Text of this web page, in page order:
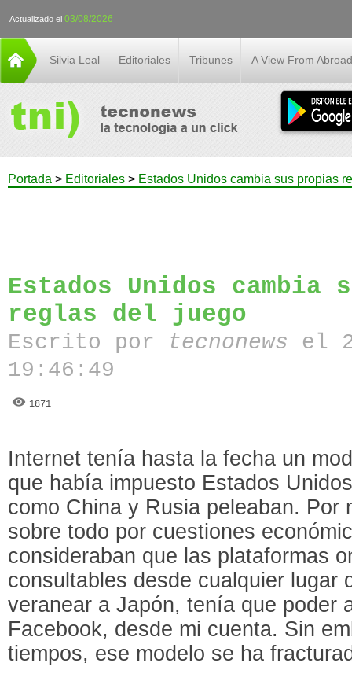
Actualizado el 03/08/2026
Silvia Leal Editoriales Tribunes A View From Abroad
Portada > Editoriales > Estados Unidos cambia sus propias
Estados Unidos cambia
reglas del juego
Escrito por tecnonews el
19:46:49
1871
Internet tenía hasta la fecha un
que había impuesto Estados
como China y Rusia peleaban. Por
sobre todo por cuestiones
consideraban que las plataformas
consultables desde cualquier lugar
veranear a Japón, tenía que poder
Facebook, desde mi cuenta. Sin
tiempos, ese modelo se ha